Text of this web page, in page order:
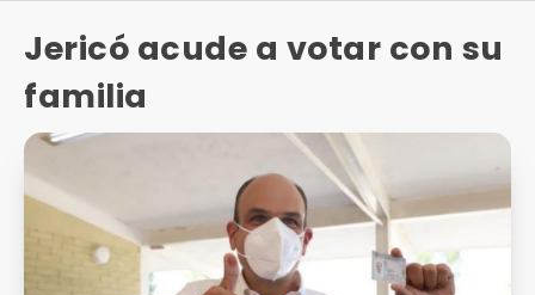
Jericó acude a votar con su
familia